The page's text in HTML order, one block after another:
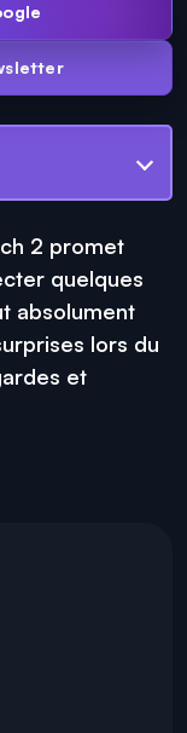
2 promet
quelques
absolument
lors du
et